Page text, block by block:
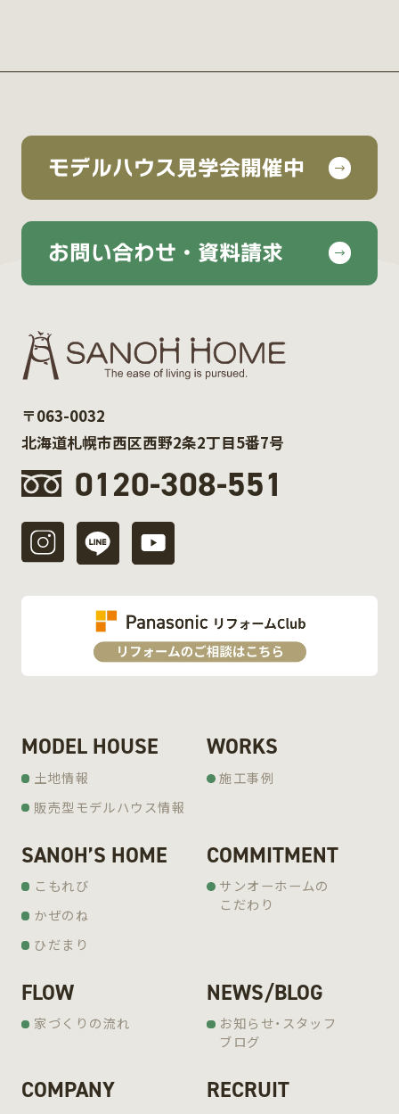
モデルハウス見学会開催中
お問い合わせ・資料請求
〒063-0032
北海道札幌市西区西野2条2丁目5番7号
0120-308-551
MODEL HOUSE
土地情報
販売型モデルハウス情報
WORKS
施工事例
SANOH’S HOME
こもれび
かぜのね
ひだまり
COMMITMENT
サンオーホームの
こだわり
FLOW
家づくりの流れ
NEWS/BLOG
お知らせ・スタッフ
ブログ
COMPANY RECRUIT